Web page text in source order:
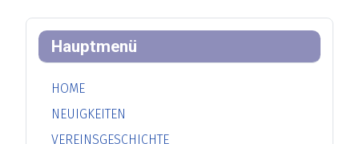
Hauptmenü
HOME
NEUIGKEITEN
VEREINSGESCHICHTE